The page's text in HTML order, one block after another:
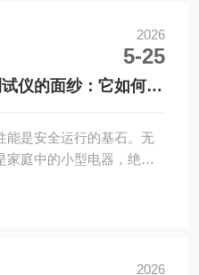
：带宽覆盖100MHz–
s；射频频谱分析上
普通嵌入式设备、小功率
2026
5-25
仪的面纱：它如何守
能是安全运行的基石。无
家庭中的小型电器，绝缘
绝缘状态，工程师们需要
。它的工作原理并不复2026